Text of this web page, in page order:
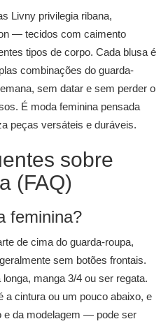
Livny privilegia ribana,
— tecidos com caimento
tipos de corpo. Cada blusa é
combinações do guarda-
sem datar e sem perder o
É moda feminina pensada
peças versáteis e duráveis.
sobre
(FAQ)
feminina?
de cima do guarda-roupa,
sem botões frontais.
manga 3/4 ou ser regata.
a cintura ou um pouco abaixo, e
e da modelagem — pode ser